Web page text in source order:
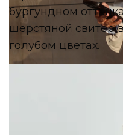
бургундном
шерстяной свитер
голубом цветах.